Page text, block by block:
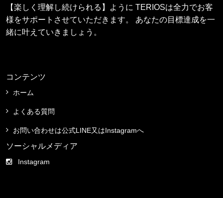
【楽しく理解し続けられる】ように TERIOSは全力でお客
様をサポートさせていただきます。 あなたの目標達成を一
緒に叶えていきましょう。
コンテンツ
ホーム
よくある質問
お問い合わせは公式LINE又はInstagramへ
ソーシャルメディア
Instagram